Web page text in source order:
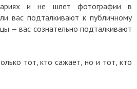
и не шлет фотографии в
вас подталкивают к публичному
— вас сознательно подталкивают
тот, кто сажает, но и тот, кто